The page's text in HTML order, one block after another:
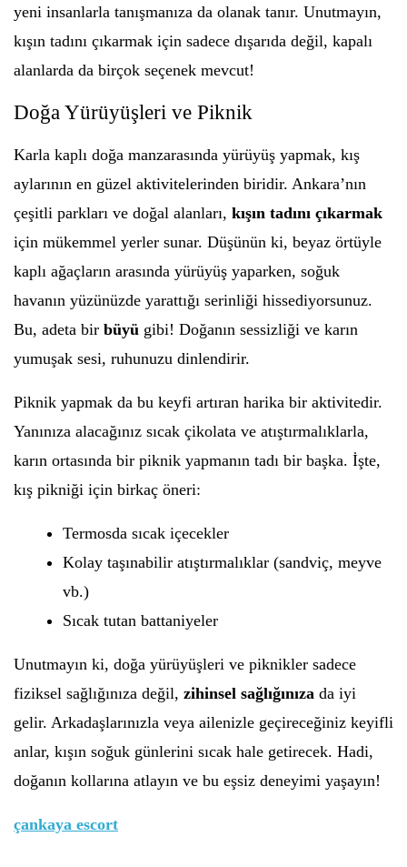
yeni insanlarla tanışmanıza da olanak tanır. Unutmayın,
kışın tadını çıkarmak için sadece dışarıda değil, kapalı
alanlarda da birçok seçenek mevcut!
Doğa Yürüyüşleri ve Piknik
Karla kaplı doğa manzarasında yürüyüş yapmak, kış
aylarının en güzel aktivitelerinden biridir. Ankara’nın
çeşitli parkları ve doğal alanları, kışın tadını çıkarmak
için mükemmel yerler sunar. Düşünün ki, beyaz örtüyle
kaplı ağaçların arasında yürüyüş yaparken, soğuk
havanın yüzünüzde yarattığı serinliği hissediyorsunuz.
Bu, adeta bir büyü gibi! Doğanın sessizliği ve karın
yumuşak sesi, ruhunuzu dinlendirir.
Piknik yapmak da bu keyfi artıran harika bir aktivitedir.
Yanınıza alacağınız sıcak çikolata ve atıştırmalıklarla,
karın ortasında bir piknik yapmanın tadı bir başka. İşte,
kış pikniği için birkaç öneri:
Termosda sıcak içecekler
Kolay taşınabilir atıştırmalıklar (sandviç, meyve
vb.)
Sıcak tutan battaniyeler
Unutmayın ki, doğa yürüyüşleri ve piknikler sadece
fiziksel sağlığınıza değil, zihinsel sağlığınıza da iyi
gelir. Arkadaşlarınızla veya ailenizle geçireceğiniz keyifli
anlar, kışın soğuk günlerini sıcak hale getirecek. Hadi,
doğanın kollarına atlayın ve bu eşsiz deneyimi yaşayın!
çankaya escort